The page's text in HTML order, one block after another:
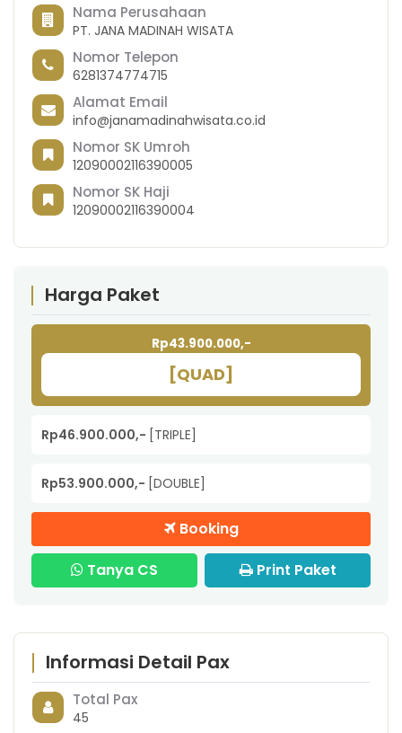
Nama Perusahaan
PT. JANA MADINAH WISATA
Nomor Telepon
6281374774715
Alamat Email
info@janamadinahwisata.co.id
Nomor SK Umroh
12090002116390005
Nomor SK Haji
12090002116390004
Harga Paket
Rp43.900.000,-
[QUAD]
Rp46.900.000,- [TRIPLE]
Rp53.900.000,- [DOUBLE]
Booking
Tanya CS
Print Paket
Informasi Detail Pax
Total Pax
45